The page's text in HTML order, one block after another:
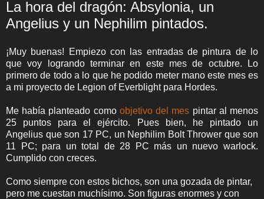
La hora del dragón: Absylonia, un
Angelius y un Nephilim pintados.
¡Muy buenas! Empiezo con las entradas de pintura de lo
que voy logrando terminar en este mes de octubre. Lo
primero de todo a lo que he podido meter mano este mes es
a mi proyecto de Legion of Everblight para Hordes.
Me había planteado como objetivo del mes pintar al menos
25 puntos para el ejército. Pues bien, he pintado un
Angelius que son 17 PC, un Nephilim Bolt Thrower que son
11 PC; para un total de 28 PC más un nuevo warlock.
Cumplido con creces.
Como siempre con estos bichos, son una gozada de pintar,
pero me cuestan muchísimo. Son figuras enormes y con